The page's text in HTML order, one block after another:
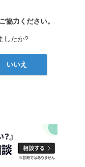
協力ください。
したか?
いいえ